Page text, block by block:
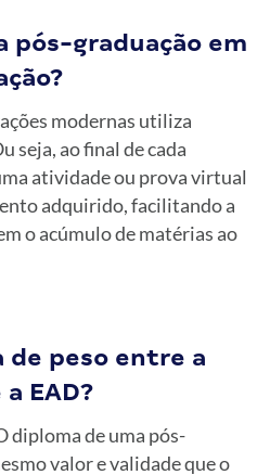
pós-graduação em
modernas utiliza
seja, ao final de cada
atividade ou prova virtual
adquirido, facilitando a
o acúmulo de matérias ao
de peso entre a
EAD?
diploma de uma pós-
valor e validade que o